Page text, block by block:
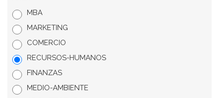
MBA
MARKETING
COMERCIO
RECURSOS-HUMANOS
FINANZAS
MEDIO-AMBIENTE